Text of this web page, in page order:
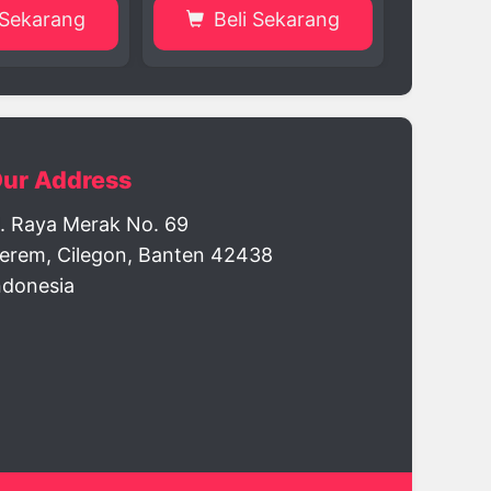
Sekarang Beli Sekarang
Address
Raya Merak No. 69
Cilegon, Banten 42438